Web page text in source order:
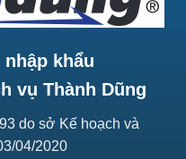
nhập khẩu
vụ Thành Dũng
do sở Kế hoạch và
04/2020